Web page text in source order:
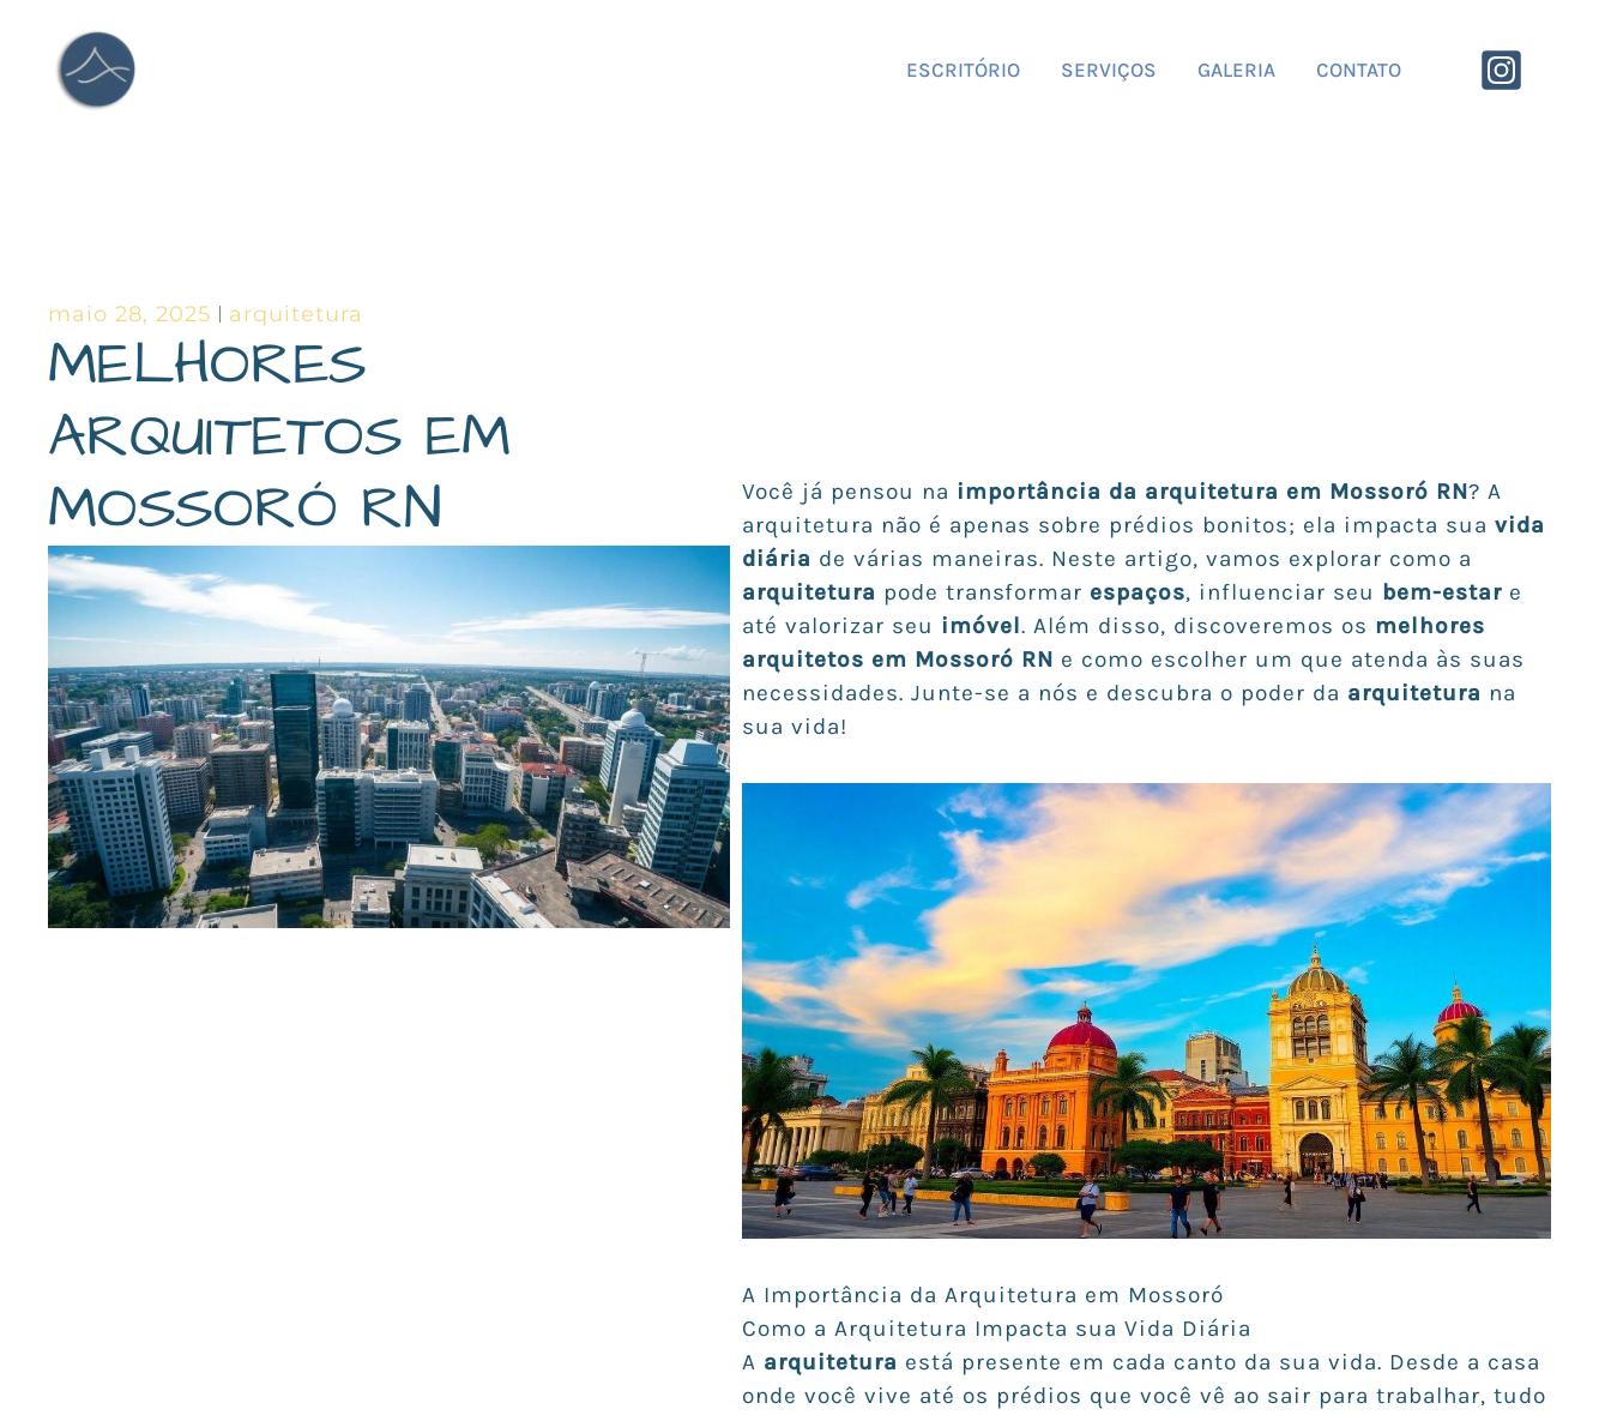
ESCRITÓRIO SERVIÇOS GALERIA CONTATO
maio 28, 2025 arquitetura
MELHORES
ARQUITETOS EM
MOSSORÓ RN
Você já pensou na importância da arquitetura em Mossoró RN? A
arquitetura não é apenas sobre prédios bonitos; ela impacta sua vida
diária de várias maneiras. Neste artigo, vamos explorar como a
arquitetura pode transformar espaços, influenciar seu bem-estare
até valorizar seu imóvel. Além disso, discoveremos os melhores
arquitetos em Mossoró RN e como escolher um que atenda às suas
necessidades. Junte-se a nós e descubra o poder da arquitetura na
sua vida!
A Importância da Arquitetura em Mossoró
Como a Arquitetura Impacta sua Vida Diária
A arquitetura está presente em cada canto da sua vida. Desde a casa
onde você vive até os prédios que você vê ao sair para trabalhar, tudo